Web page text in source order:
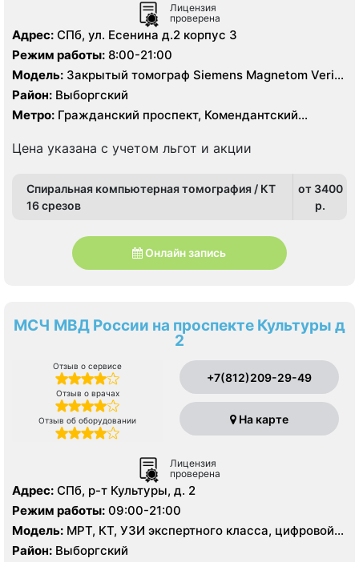
Лицензия
проверена
Адрес: СПб, ул. Есенина д.2 корпус 3
Режим работы: 8:00-21:00
Модель: Закрытый томограф Siemens Magnetom Verio
3 Тесла, КТ Siemens Biograph 64 реза
Район: Выборгский
Метро: Гражданский проспект, Комендантский
Политехническая, Проспект Просвещения, Удельная
Цена указана с учетом льгот и акции
Спиральная компьютерная томография / КТ
16 срезов
от 3400
p.
Онлайн запись
МСЧ МВД России на проспекте Культуры д
2
Отзыв о сервисе
Отзыв о врачах
Отзыв об оборудовании
+7(812)209-29-49
На карте
Лицензия
проверена
Адрес: СПб, р-т Культуры, д. 2
Режим работы: 09:00-21:00
Модель: МРТ, КТ, УЗИ экспертного класса, цифровой
рентген
Район: Выборгский